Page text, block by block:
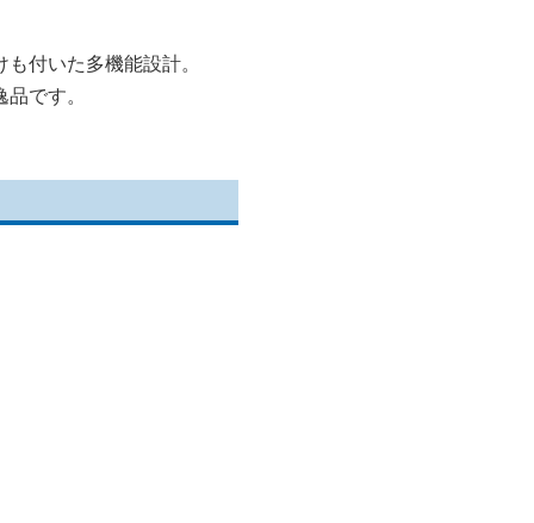
付いた多機能設計。
です。